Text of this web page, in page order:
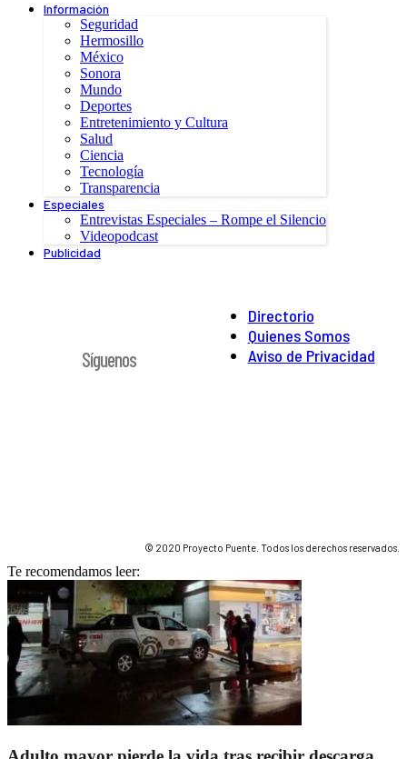
Información
Seguridad
Hermosillo
México
Sonora
Mundo
Deportes
Entretenimiento y Cultura
Salud
Ciencia
Tecnología
Transparencia
Especiales
Entrevistas Especiales – Rompe el Silencio
Videopodcast
Publicidad
Directorio
Quienes Somos
Aviso de Privacidad
Síguenos
© 2020 Proyecto Puente. Todos los derechos reservados.
Te recomendamos leer: